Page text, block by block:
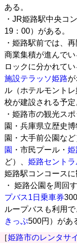
ある。
・JR姫路駅中央コ
19：00）がある。
・姫路駅前では、
商業集積が進んで
ロックに分かれて
施設テラッソ姫路
ル（ホテルモント
校が建設される予定
・姫路市の観光ス
園・兵庫県立歴史
園・大手前公園な
園 ・市民プール・ 姫
ど）、 姫路セントラ
姫路駅コンコースに
・ 姫路公園を周回
プバス1日乗車券
ループバスも利用
きっぷ500円）があ
［姫路市のレンタサ